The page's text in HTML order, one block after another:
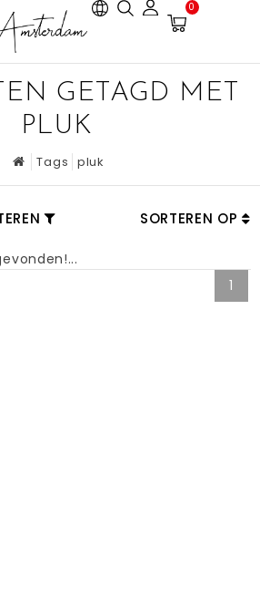
0
GETAGD MET
PLUK
Tags pluk
SORTEREN OP
1